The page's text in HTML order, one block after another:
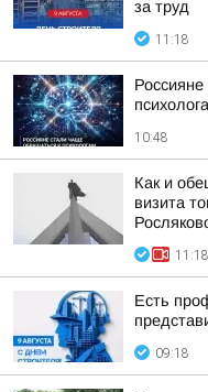
за труд
11:18
10:48
Как и
визита
11:18
Есть
09:18